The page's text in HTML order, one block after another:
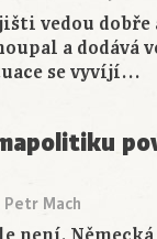
vedou dobře
a dodává
se vyvíjí…
Petr Mach